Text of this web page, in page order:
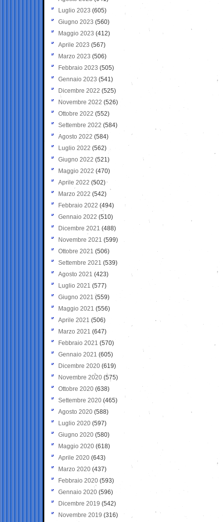
Luglio 2023 (605)
Giugno 2023 (560)
Maggio 2023 (412)
Aprile 2023 (567)
Marzo 2023 (506)
Febbraio 2023 (505)
Gennaio 2023 (541)
Dicembre 2022 (525)
Novembre 2022 (526)
Ottobre 2022 (552)
Settembre 2022 (584)
Agosto 2022 (584)
Luglio 2022 (562)
Giugno 2022 (521)
Maggio 2022 (470)
Aprile 2022 (502)
Marzo 2022 (542)
Febbraio 2022 (494)
Gennaio 2022 (510)
Dicembre 2021 (488)
Novembre 2021 (599)
Ottobre 2021 (506)
Settembre 2021 (539)
Agosto 2021 (423)
Luglio 2021 (577)
Giugno 2021(559)
Maggio 2021 (556)
Aprile 2021 (506)
Marzo 2021 (647)
Febbraio 2021 (570)
Gennaio 2021 (605)
Dicembre 2020 (619)
Novembre 2020 (575)
Ottobre 2020 (638)
Settembre 2020(465)
Agosto 2020 (588)
Luglio 2020 (597)
Giugno 2020 (580)
Maggio 2020 (618)
Aprile 2020 (643)
Marzo 2020 (437)
Febbraio 2020 (593)
Gennaio 2020 (596)
Dicembre 2019 (542)
Novembre 2019 (316)